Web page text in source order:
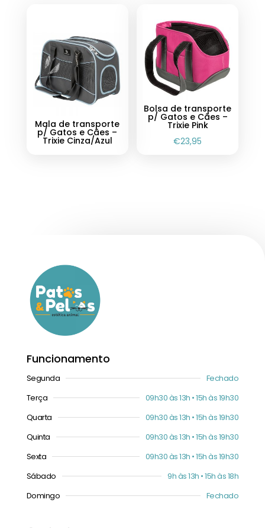
Mala de transporte
p/ Gatos e Cães –
Trixie Cinza/Azul
Bolsa de transporte
p/ Gatos e Cães –
Trixie Pink
€23,95
Funcionamento
Segunda
Fechado
Terça
09h30 às 13h • 15h às 19h30
Quarta
09h30 às 13h • 15h às 19h30
Quinta
09h30 às 13h • 15h às 19h30
Sexta
09h30 às 13h • 15h às 19h30
Sábado
9h às 13h • 15h às 18h
Domingo
Fechado